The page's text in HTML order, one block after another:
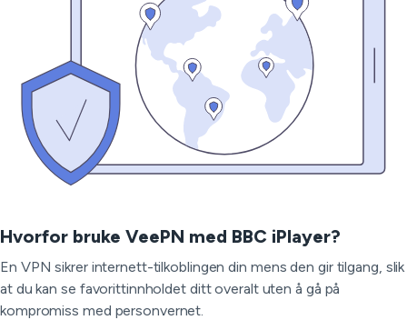
Hvorfor bruke VeePN med BBC iPlayer?
En VPN sikrer internett-tilkoblingen din mens den gir tilgang, slik
at du kan se favorittinnholdet ditt overalt uten å gå på
kompromiss med personvernet.